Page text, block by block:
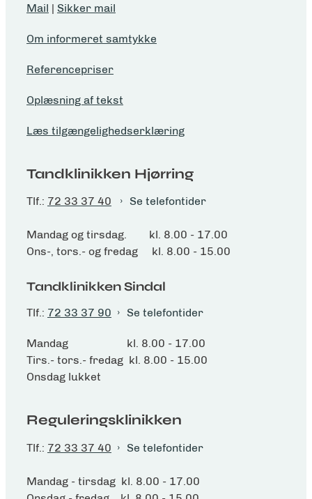
Mail | Sikker mail
Om informeret samtykke
Referencepriser
Oplæsning af tekst
Læs tilgængelighedserklæring
Tandklinikken Hjørring
Tlf.: 72 33 37 40 Se telefontider
Mandag og tirsdag. kl. 8.00 - 17.00
Ons-, tors.- og fredag kl. 8.00 - 15.00
Tandklinikken Sindal
Tlf.: 72 33 37 90 Se telefontider
Mandag kl. 8.00 - 17.00
Tirs.- tors.- fredag kl. 8.00 - 15.00
Onsdag lukket
Reguleringsklinikken
Tlf.: 72 33 37 40 Se telefontider
Mandag - tirsdag kl. 8.00 - 17.00